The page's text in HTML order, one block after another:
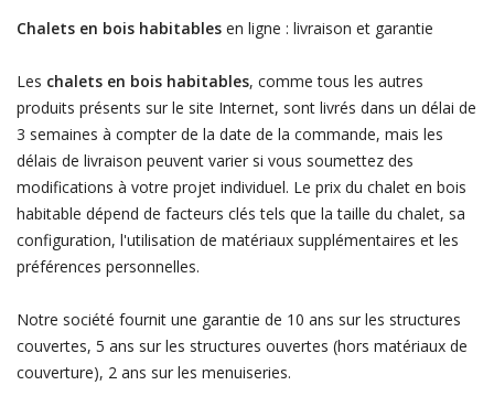
Chalets en bois habitablesen ligne : livraison et garantie
Les chalets en bois habitables, comme tous les autres
produits présents sur le site Internet, sont livrés dans un délai de
3 semaines à compter de la date de la commande, mais les
délais de livraison peuvent varier si vous soumettez des
modifications à votre projet individuel. Le prix du chalet en bois
habitable dépend de facteurs clés tels que la taille du chalet, sa
configuration, l'utilisation de matériaux supplémentaires et les
préférences personnelles.
Notre société fournit une garantie de 10 ans sur les structures
couvertes, 5 ans sur les structures ouvertes (hors matériaux de
couverture), 2 ans sur les menuiseries.